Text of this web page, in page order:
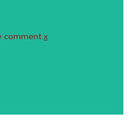
comment.x